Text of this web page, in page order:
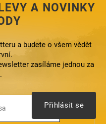
A NOVINKY
a budete o všem vědět
zasíláme jednou za
Přihlásit se